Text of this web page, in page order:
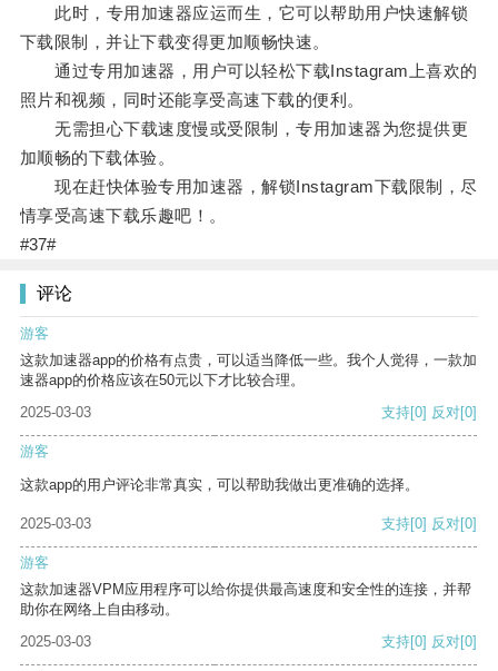
此时，专用加速器应运而生，它可以帮助用户快速解锁
下载限制，并让下载变得更加顺畅快速。
通过专用加速器，用户可以轻松下载Instagram上喜欢的
照片和视频，同时还能享受高速下载的便利。
无需担心下载速度慢或受限制，专用加速器为您提供更
加顺畅的下载体验。
现在赶快体验专用加速器，解锁Instagram下载限制，尽
情享受高速下载乐趣吧！。
#37#
评论
游客
这款加速器app的价格有点贵，可以适当降低一些。我个人觉得，一款加
速器app的价格应该在50元以下才比较合理。
2025-03-03
支持[0] 反对[0]
游客
这款app的用户评论非常真实，可以帮助我做出更准确的选择。
2025-03-03 支持[0] 反对[0]
游客
这款加速器VPM应用程序可以给你提供最高速度和安全性的连接，并帮
助你在网络上自由移动。
2025-03-03
支持[0] 反对[0]